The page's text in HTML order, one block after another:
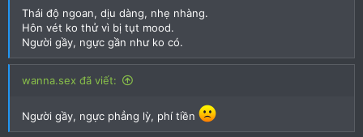
Thái độ ngoan, dịu dàng, nhẹ nhàng.
Hôn vét ko thử vì bị tụt mood.
Người gầy, ngực gần như ko có.
wanna.sex đã viết:
Người gầy, ngực phẳng lỳ, phí tiền